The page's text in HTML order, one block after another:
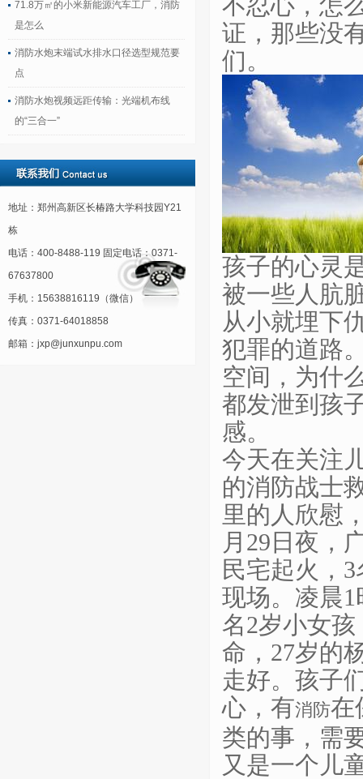
71.8万㎡的小米新能源汽车工厂，消防
是怎么
消防水炮末端试水排水口径选型规范要
点
消防水炮视频远距传输：光端机布线
的“三合一”
地址：郑州高新区长椿路大学科技园Y21
栋
电话：400-8488-119 固定电话：0371-
67637800
手机：15638816119（微信）
传真：0371-64018858
邮箱：jxp@junxunpu.com
不忍心，怎
证，那些没
们。
孩子的心灵
被一些人肮
从小就埋下
犯罪的道路
空间，为什
都发泄到孩
感。
今天在关注
的消防战士
里的人欣慰
月29日夜，
民宅起火，
现场。凌晨
名2岁小女
命，27岁的
走好。孩子
心，有消防在
类的事，需
又是一个儿